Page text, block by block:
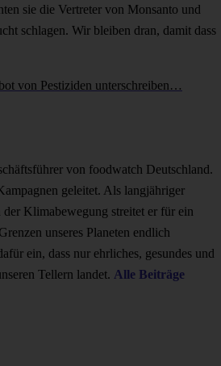
sie die Vertreter von Monsanto und
schlagen. Wir bleiben dran, damit dass
von Pestiziden unterschreiben…
von foodwatch Deutschland.
geleitet. Als langjähriger
Klimabewegung streitet er für ein
unseres Planeten endlich
ein, dass nur ehrliches, gesundes und
Tellern landet. Alle Beiträge